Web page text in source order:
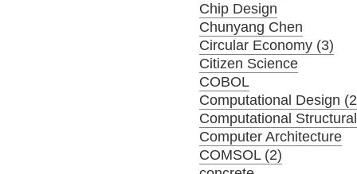
Chip Design
Chunyang Chen
Circular Economy (3)
Citizen Science
COBOL
Computational Design
Computational
Computer Architecture
COMSOL (2)